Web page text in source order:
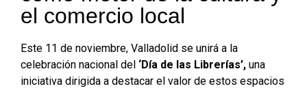
el comercio local
Este 11 de noviembre, Valladolid se unirá a la
celebración nacional del ‘Día de las Librerías’, una
iniciativa dirigida a destacar el valor de estos espacios